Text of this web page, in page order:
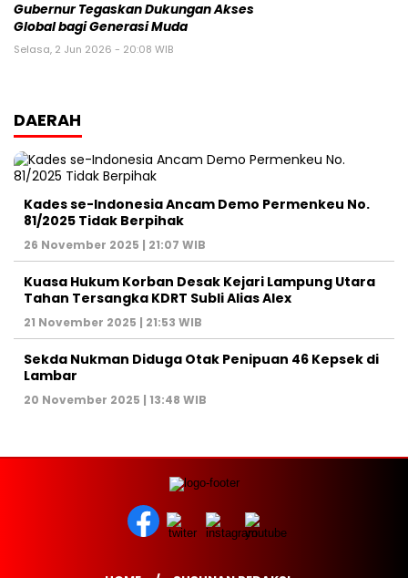
Gubernur Tegaskan Dukungan Akses
Global bagi Generasi Muda
Selasa, 2 Jun 2026 - 20:08 WIB
DAERAH
Kades se-Indonesia Ancam Demo Permenkeu No.
81/2025 Tidak Berpihak
26 November 2025 | 21:07 WIB
Kuasa Hukum Korban Desak Kejari Lampung Utara
Tahan Tersangka KDRT Subli Alias Alex
21 November 2025 | 21:53 WIB
Sekda Nukman Diduga Otak Penipuan 46 Kepsek di
Lambar
20 November 2025 | 13:48 WIB